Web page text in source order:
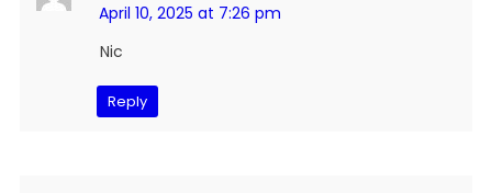
April 10, 2025 at 7:26 pm
Nic
Reply